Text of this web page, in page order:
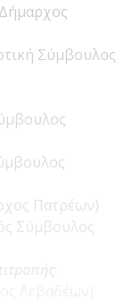
Σύμβουλος
Πατρέων)
Σύμβουλος